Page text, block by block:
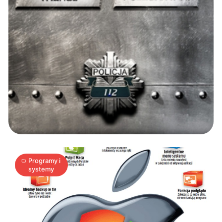
Programy i
systemy
3
w
1:
Windows
+
Mac
X
+
Linux
16
min